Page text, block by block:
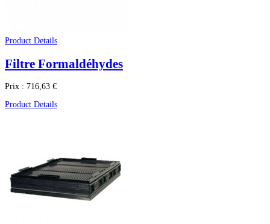
Product Details
Filtre Formaldéhydes
Prix : 716,63 €
Product Details